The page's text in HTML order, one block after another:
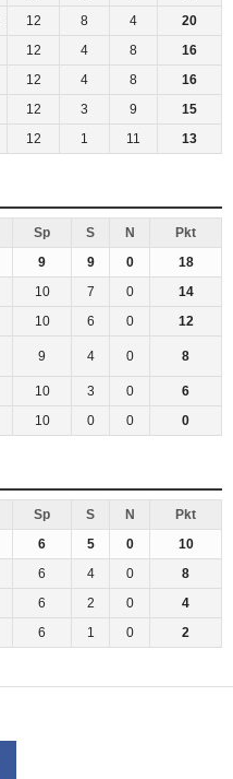
12 8 4
20
12 4 8
16
12 4 8
16
12 3 9
15
12 1 11 13
Sp S N
Pkt
9 9 0
18
10 7 0
14
10 6 0 12
9 4 0 8
10 3 0
6
10 0 0 0
Sp S N
Pkt
6 5 0
10
6 4 0
8
6 2 0
4
6 1 0 2